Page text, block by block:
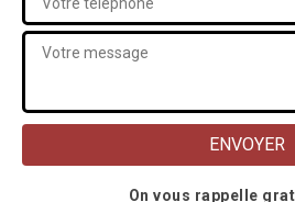
On vous rappelle